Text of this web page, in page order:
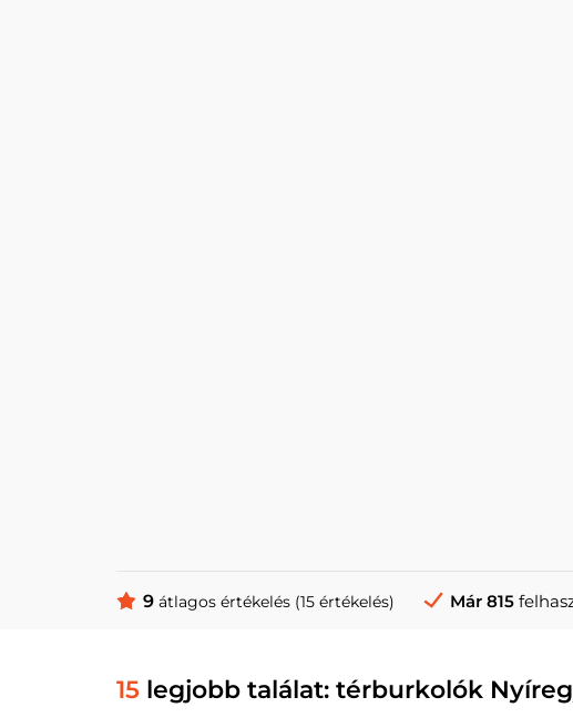
9 átlagos értékelés (15 értékelés) Már 815
15 legjobb találat: térburkolók